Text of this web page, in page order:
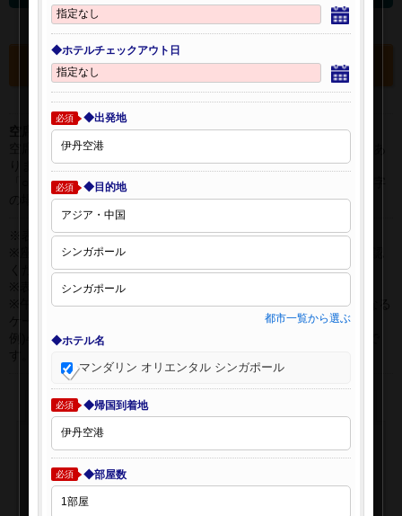
選択中の航空券・ホテルを確認する
空席表示について：
空席状況は常に変更しますので、現在の空席を保証するものではあ
りません。
「○」は過去24時間以内に十分な空席が確認できた商品です。 数字
の場合は、現時点で座席数が少ない商品です。
※表示金額はオンライン予約時の金額です。
※座席クラスはご利用区間毎に異なる場合があります。必ずご確認
ください。
※表示時間はすべて現地時間・24時間表示です。
※午前0時以降に出発する深夜便について、搭乗日をお間違えになる
例)4月8日00：30出発の場合、搭乗手続きは4月7日22:30が目安で
◆ホテルチェックアウト日
必須 ◆出発地
必須 ◆目的地
都市一覧から選ぶ
◆ホテル名
マンダリン オリエンタル シンガポール
必須 ◆帰国到着地
必須 ◆部屋数